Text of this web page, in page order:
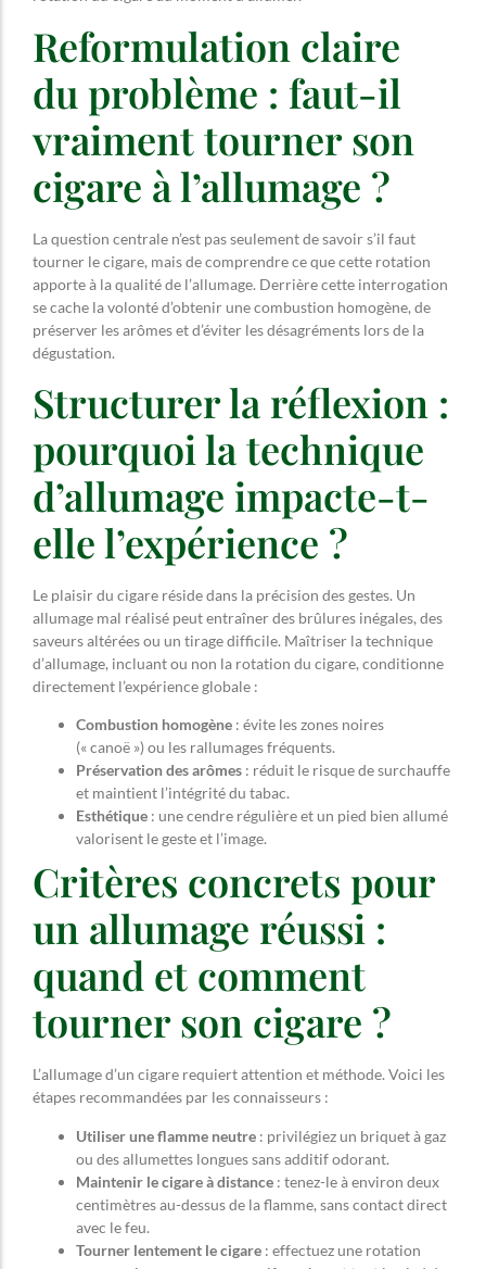
Reformulation claire
du problème : faut-il
vraiment tourner son
cigare à l’allumage ?
La question centrale n’est pas seulement de savoir s’il faut
tourner le cigare, mais de comprendre ce que cette rotation
apporte à la qualité de l’allumage. Derrière cette interrogation
se cache la volonté d’obtenir une combustion homogène, de
préserver les arômes et d’éviter les désagréments lors de la
dégustation.
Structurer la réflexion :
pourquoi la technique
d’allumage impacte-t-
elle l’expérience ?
Le plaisir du cigare réside dans la précision des gestes. Un
allumage mal réalisé peut entraîner des brûlures inégales, des
saveurs altérées ou un tirage difficile. Maîtriser la technique
d’allumage, incluant ou non la rotation du cigare, conditionne
directement l’expérience globale :
Combustion homogène : évite les zones noires
(« canoë ») ou les rallumages fréquents.
Préservation des arômes : réduit le risque de surchauffe
et maintient l’intégrité du tabac.
Esthétique : une cendre régulière et un pied bien allumé
valorisent le geste et l’image.
Critères concrets pour
un allumage réussi :
quand et comment
tourner son cigare ?
L’allumage d’un cigare requiert attention et méthode. Voici les
étapes recommandées par les connaisseurs :
Utiliser une flamme neutre : privilégiez un briquet à gaz
ou des allumettes longues sans additif odorant.
Maintenir le cigare à distance : tenez-le à environ deux
centimètres au-dessus de la flamme, sans contact direct
avec le feu.
Tourner lentement le cigare : effectuez une rotation